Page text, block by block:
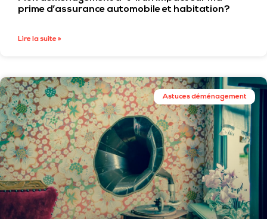
prime d’assurance automobile et habitation?
Lire la suite »
Astuces déménagement